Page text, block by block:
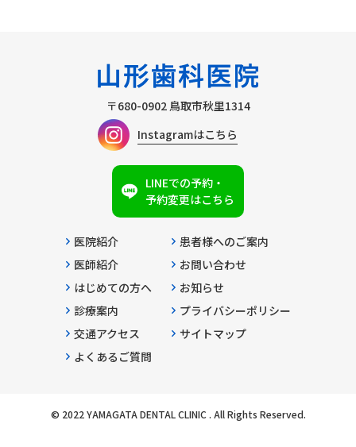
〒680-0902 鳥取市秋里1314
Instagramはこちら
LINEでの予約・
予約変更はこちら
医院紹介
医師紹介
はじめての方へ
診療案内
交通アクセス
よくあるご質問
患者様へのご案内
お問い合わせ
お知らせ
プライバシーポリシー
サイトマップ
© 2022 YAMAGATA DENTAL CLINIC . All Rights Reserved.